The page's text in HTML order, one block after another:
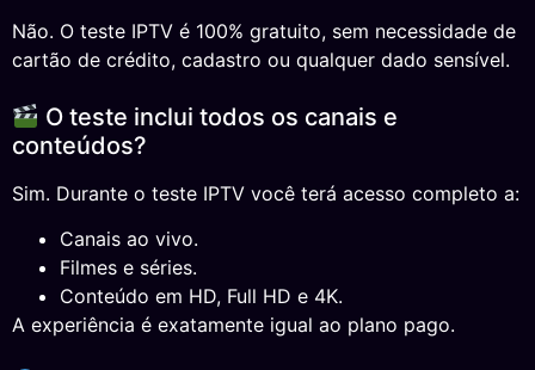
Não. O teste IPTV é 100% gratuito, sem necessidade de
cartão de crédito, cadastro ou qualquer dado sensível.
O teste inclui todos os canais e
conteúdos?
Sim. Durante o teste IPTV você terá acesso completo a:
Canais ao vivo.
Filmes e séries.
Conteúdo em HD, Full HD e 4K.
A experiência é exatamente igual ao plano pago.